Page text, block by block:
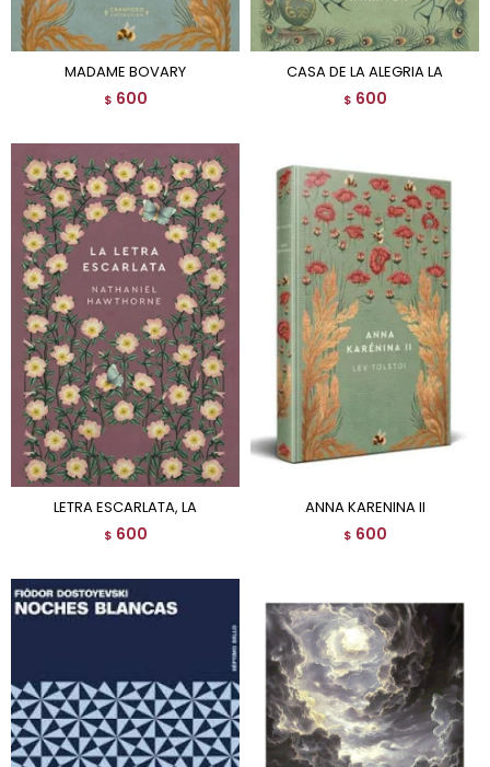
MADAME BOVARY
$ 600
CASA DE LA ALEGRIA LA
$ 600
LETRA ESCARLATA, LA
$ 600
ANNA KARENINA II
$ 600